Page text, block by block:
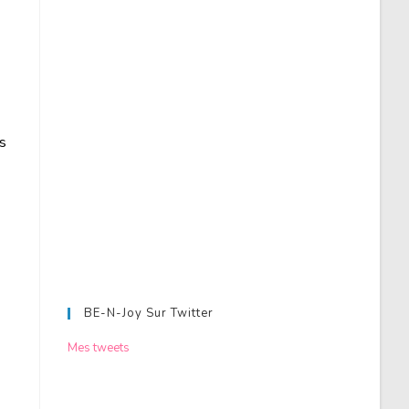
BE-N-Joy Sur Twitter
Mes tweets